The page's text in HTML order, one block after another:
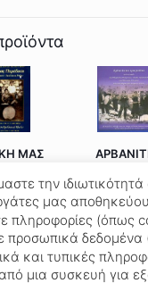
ΜΑΣ
€ 22.32
την
μας
πληροφορίες (όπως
προσωπικά
και τυπικές
μια συσκευή για